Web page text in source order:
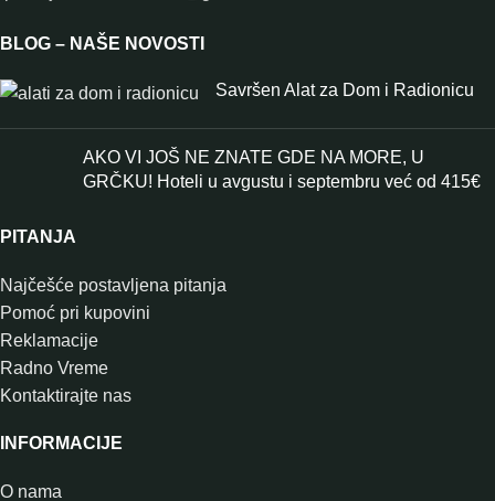
BLOG – NAŠE NOVOSTI
Savršen Alat za Dom i Radionicu
AKO VI JOŠ NE ZNATE GDE NA MORE, U
GRČKU! Hoteli u avgustu i septembru već od 415€
PITANJA
Najčešće postavljena pitanja
Pomoć pri kupovini
Reklamacije
Radno Vreme
Kontaktirajte nas
INFORMACIJE
O nama